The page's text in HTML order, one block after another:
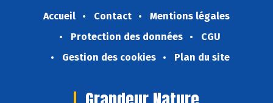
Accueil Contact
Mentions légales
Protection des données
CGU
Gestion des cookies
Plan du site